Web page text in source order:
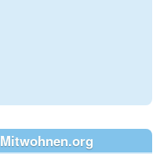
Mitwohnen.org